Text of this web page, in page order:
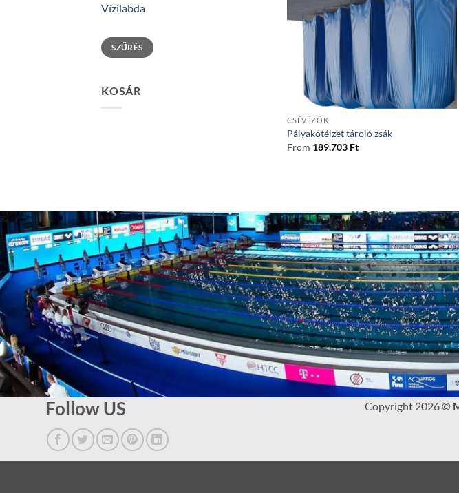
Vízilabda
Min
ár
Max
ár
SZŰRÉS
KOSÁR
CSÉVÉZŐK
Pályakötélzet tároló zsák
From 189.703 Ft
Follow US Copyright 2026 ©